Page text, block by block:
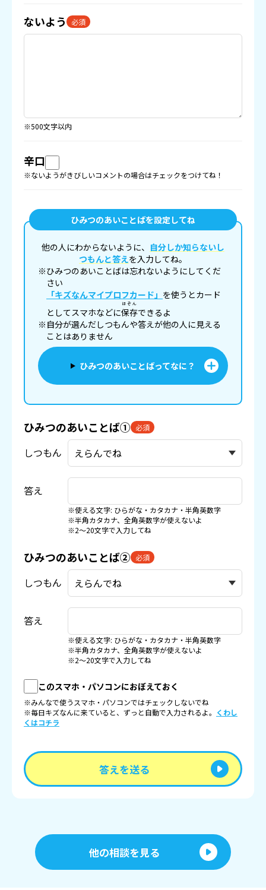
ないよう 必須
※500文字以内
辛口
※ないようがきびしいコメントの場合はチェックをつけてね！
ひみつのあいことばを設定してね
他の人にわからないように、 自分しか知らないし
つもんと答えを入力してね。
※ひみつのあいことばは忘れないようにしてくだ
さい
「キズなんマイプロフカード」 を使うとカード
としてスマホなどに保存
ほぞん
できるよ
※自分が選んだしつもんや答えが他の人に見える
ことはありません
ひみつのあいことばってなに？
ひみつのあいことば① 必須
しつもん
答え
※使える文字: ひらがな・カタカナ・半角英数字
※半角カタカナ、全角英数字が使えないよ
※2〜20文字で入力してね
ひみつのあいことば② 必須
しつもん
答え
※使える文字: ひらがな・カタカナ・半角英数字
※半角カタカナ、全角英数字が使えないよ
※2〜20文字で入力してね
このスマホ・パソコンにおぼえておく
※みんなで使うスマホ・パソコンではチェックしないでね
※毎日キズなんに来ていると、ずっと自動で入力されるよ。 くわし
くはコチラ
答えを送る
他の相談を見る